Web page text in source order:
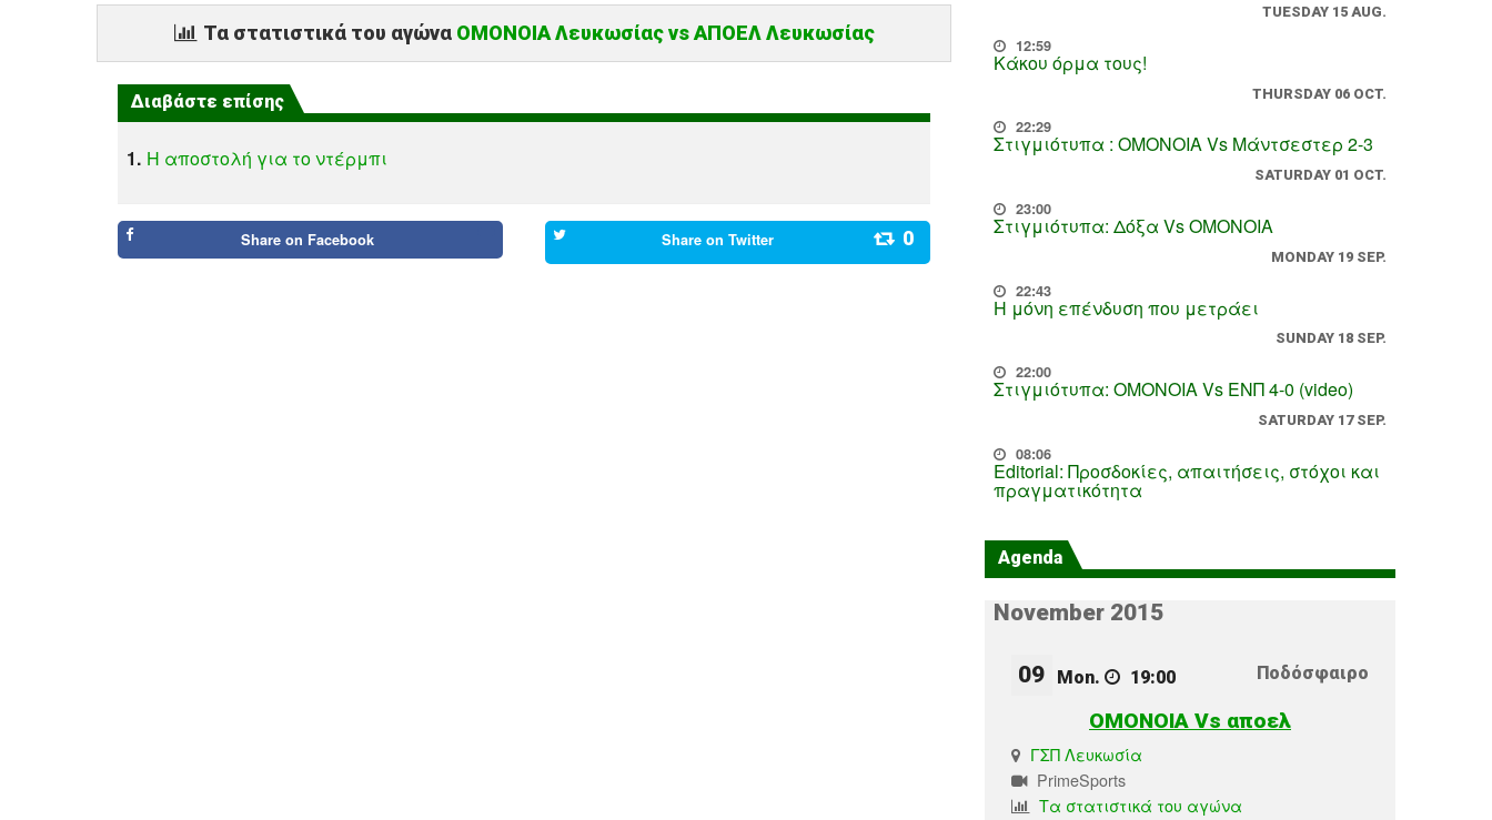
Τα στατιστικά του αγώνα ΟΜΟΝΟΙΑ Λευκωσίας vs ΑΠΟΕΛ Λευκωσίας
Διαβάστε επίσης
1. Η αποστολή για το ντέρμπι
Share on Facebook Share on Twitter 0
TUESDAY 15 AUG.
12:59
Κάκου όρμα τους!
THURSDAY 06 OCT.
22:29
Στιγμιότυπα : ΟΜΟΝΟΙΑ Vs Μάντσεστερ 2-3
SATURDAY 01 OCT.
23:00
Στιγμιότυπα: Δόξα Vs OMONOIA
MONDAY 19 SEP.
22:43
Η μόνη επένδυση που μετράει
SUNDAY 18 SEP.
22:00
Στιγμιότυπα: ΟΜΟΝΟΙΑ Vs ΕΝΠ 4-0 (video)
SATURDAY 17 SEP.
08:06
Editorial: Προσδοκίες, απαιτήσεις, στόχοι και
πραγματικότητα
Agenda
November 2015
09 Mon. 19:00 Ποδόσφαιρο
OMONOIA Vs αποελ
ΓΣΠ Λευκωσία
PrimeSports
Τα στατιστικά του αγώνα